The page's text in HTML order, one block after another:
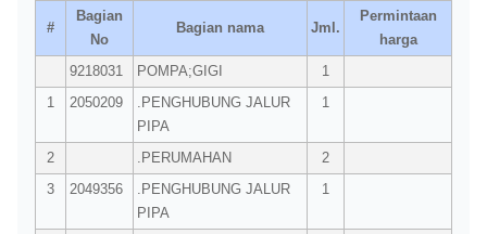
#
Bagian
No
Bagian nama Jml.
Permintaan
harga
9218031
POMPA;GIGI
1
1
2050209
.PENGHUBUNG JALUR
PIPA
1
2 .PERUMAHAN
2
3
2049356
.PENGHUBUNG JALUR
PIPA
1